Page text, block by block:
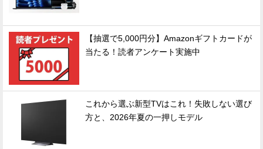
【抽選で5,000円分】Amazonギフトカードが
当たる！読者アンケート実施中
これから選ぶ新型TVはこれ！失敗しない選び
方と、2026年夏の一押しモデル